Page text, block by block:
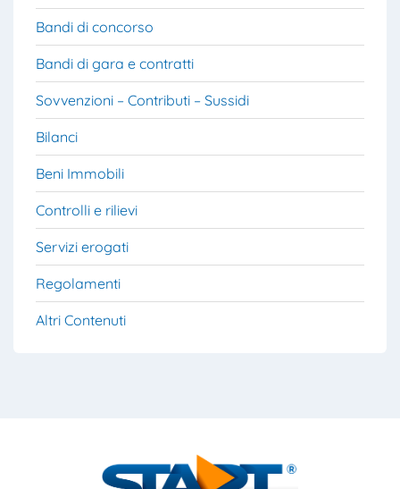
Bandi di concorso
Bandi di gara e contratti
Sovvenzioni – Contributi – Sussidi
Bilanci
Beni Immobili
Controlli e rilievi
Servizi erogati
Regolamenti
Altri Contenuti